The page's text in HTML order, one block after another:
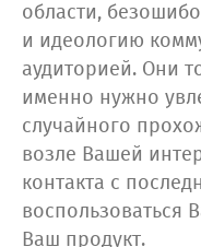
области,
и идеологию
аудиторией. Они
именно нужно
случайного
возле Вашей
контакта с
воспользоваться
Ваш продукт.